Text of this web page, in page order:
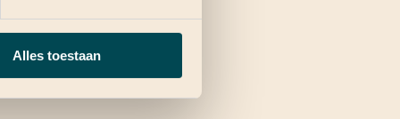
Alles toestaan